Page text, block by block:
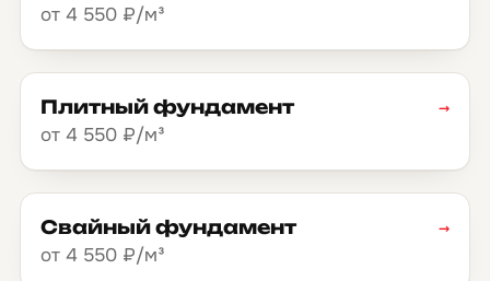
от 4 550 ₽/м³
Плитный фундамент
от 4 550 ₽/м³
→
Свайный фундамент
от 4 550 ₽/м³
→